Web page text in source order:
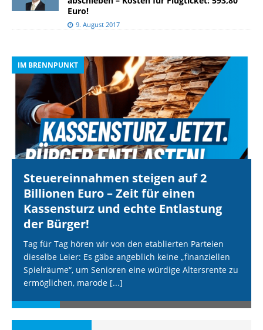
Euro!
9. August 2017
IM BRENNPUNKT
Steuereinnahmen steigen auf 2
Billionen Euro – Zeit für einen
Kassensturz und echte Entlastung
der Bürger!
Tag für Tag hören wir von den etablierten Parteien
dieselbe Leier: Es gäbe angeblich keine „finanziellen
Spielräume“, um Senioren eine würdige Altersrente zu
ermöglichen, marode [...]